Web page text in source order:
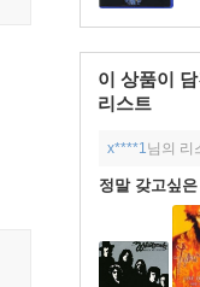
이 상품이 담
리스트
x****1님의 리
정말 갖고싶